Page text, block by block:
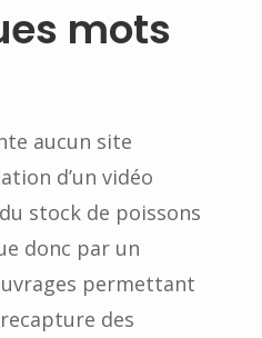
mots
aucun site
d’un vidéo
stock de poissons
donc par un
permettant
des